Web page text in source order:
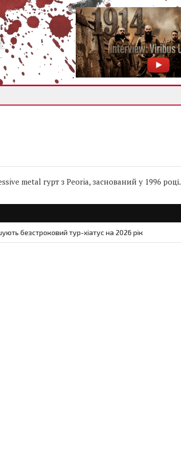
metal гурт з Peoria, заснований у 1996 році.
безстроковий тур-хіатус на 2026 рік